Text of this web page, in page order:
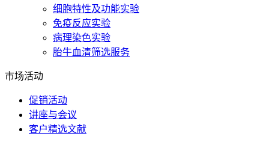
细胞特性及功能实验
免疫反应实验
病理染色实验
胎牛血清筛选服务
市场活动
促销活动
讲座与会议
客户精选文献